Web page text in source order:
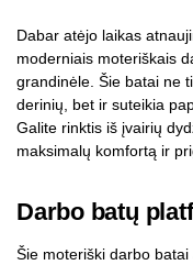
Dabar atėjo laikas
moderniais moteriškais
grandinėle. Šie batai ne
derinių, bet ir suteikia
Galite rinktis iš įvairių
maksimalų komfortą ir
Darbo batų
Šie moteriški darbo